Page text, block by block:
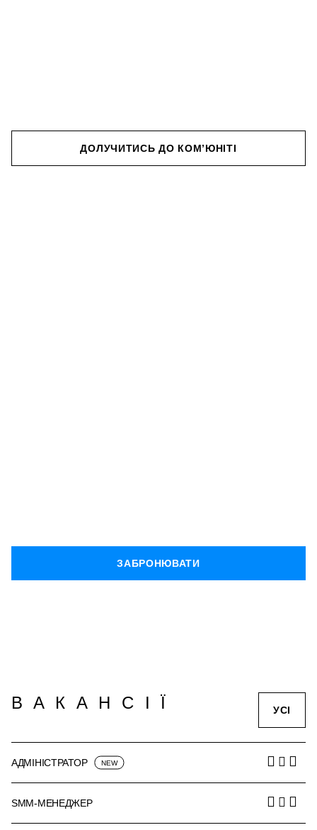
ДОЛУЧИТИСЬ ДО КОМʼЮНІТІ
ЗАБРОНЮВАТИ
ВАКАНСІЇ УСІ
АДМІНІСТРАТОР
SMM-МЕНЕДЖЕР